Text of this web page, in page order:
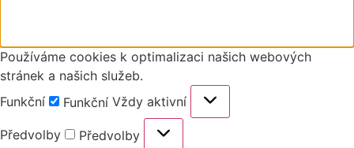
Používáme cookies k optimalizaci našich webových
stránek a našich služeb.
Funkční
Funkční Vždy aktivní
Předvolby Předvolby